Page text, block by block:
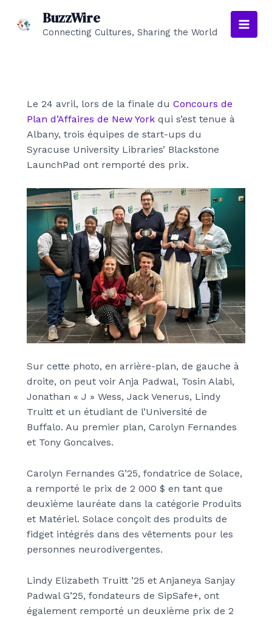
BuzzWire
Connecting Cultures, Sharing the World
Main
Le 24 avril, lors de la finale du Concours de
Plan d’Affaires de New York qui s’est tenue à
Albany, trois équipes de start-ups du
Syracuse University Libraries’ Blackstone
LaunchPad ont remporté des prix.
Sur cette photo, en arrière-plan, de gauche à
droite, on peut voir Anja Padwal, Tosin Alabi,
Jonathan « J » Wess, Jack Venerus, Lindy
Truitt et un étudiant de l’Université de
Buffalo. Au premier plan, Carolyn Fernandes
et Tony Goncalves.
Carolyn Fernandes G’25, fondatrice de Solace,
a remporté le prix de 2 000 $ en tant que
deuxième lauréate dans la catégorie Produits
et Matériel. Solace conçoit des produits de
fidget intégrés dans des vêtements pour les
personnes neurodivergentes.
Lindy Elizabeth Truitt ’25 et Anjaneya Sanjay
Padwal G’25, fondateurs de SipSafe+, ont
également remporté un deuxième prix de 2